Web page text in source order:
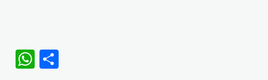
WhatsApp